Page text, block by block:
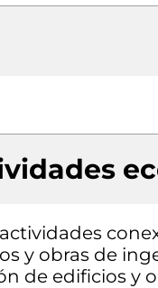
y obras de
de edificios y